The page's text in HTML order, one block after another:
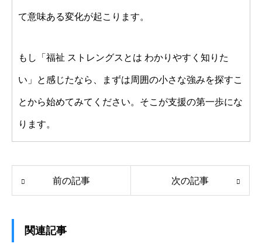
て意味ある変化が起こります。
もし「福祉 ストレングスとは わかりやすく知りた
い」と感じたなら、まずは周囲の小さな強みを探すこ
とから始めてみてください。そこが支援の第一歩にな
ります。
前の記事 次の記事
関連記事